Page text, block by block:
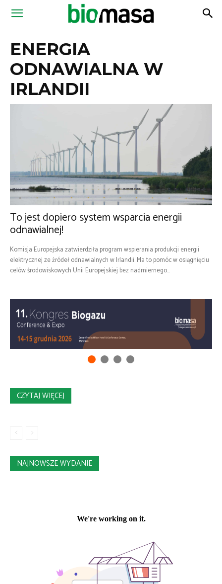
Magazyn
ENERGIA
ODNAWIALNA W
IRLANDII
To jest dopiero system wsparcia energii
odnawialnej!
Komisja Europejska zatwierdziła program wspierania produkcji energii
elektrycznej ze źródeł odnawialnych w Irlandii. Ma to pomóc w osiągnięciu
celów środowiskowych Unii Europejskiej bez nadmiernego...
CZYTAJ WIĘCEJ
NAJNOWSZE WYDANIE